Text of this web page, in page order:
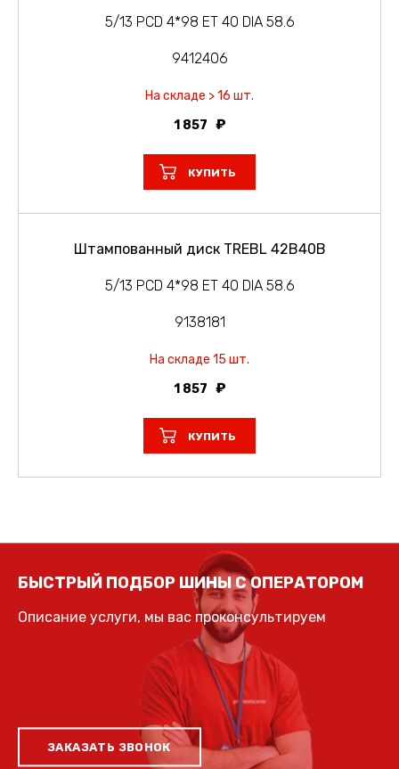
5/13 PCD 4*98 ET 40 DIA 58.6
9412406
На складе > 16 шт.
1 857
КУПИТЬ
Штампованный диск TREBL 42B40B
5/13 PCD 4*98 ET 40 DIA 58.6
9138181
На складе 15 шт.
1 857
КУПИТЬ
БЫСТРЫЙ ПОДБОР ШИНЫ С ОПЕРАТОРОМ
Описание услуги, мы вас проконсультируем
ЗАКАЗАТЬ ЗВОНОК